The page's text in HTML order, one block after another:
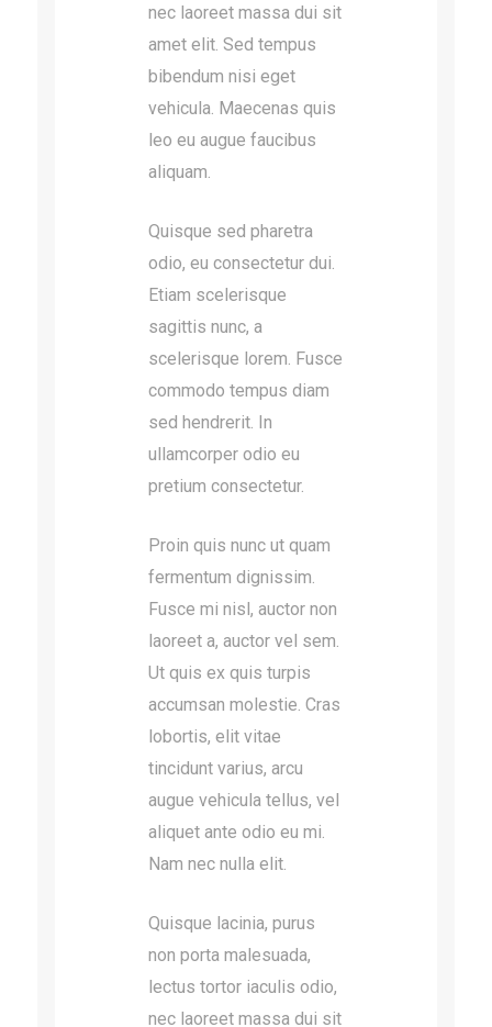
nec laoreet massa dui sit
amet elit. Sed tempus
bibendum nisi eget
vehicula. Maecenas quis
leo eu augue faucibus
aliquam.
Quisque sed pharetra
odio, eu consectetur dui.
Etiam scelerisque
sagittis nunc, a
scelerisque lorem. Fusce
commodo tempus diam
sed hendrerit. In
ullamcorper odio eu
pretium consectetur.
Proin quis nunc ut quam
fermentum dignissim.
Fusce mi nisl, auctor non
laoreet a, auctor vel sem.
Ut quis ex quis turpis
accumsan molestie. Cras
lobortis, elit vitae
tincidunt varius, arcu
augue vehicula tellus, vel
aliquet ante odio eu mi.
Nam nec nulla elit.
Quisque lacinia, purus
non porta malesuada,
lectus tortor iaculis odio,
nec laoreet massa dui sit